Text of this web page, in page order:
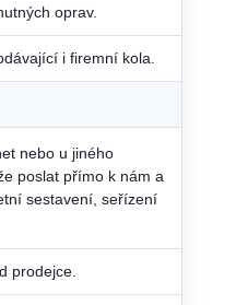
oprav.
i firemní kola.
nebo u jiného
poslat přímo k nám a
sestavení, seřízení
prodejce.